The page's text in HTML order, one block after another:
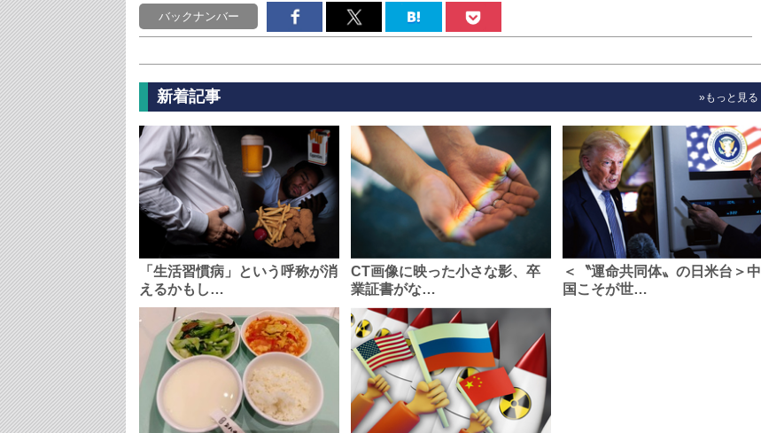
バックナンバー
新着記事 »もっと見る
「生活習慣病」という呼称が消
えるかもし…
CT画像に映った小さな影、卒
業証書がな…
＜〝運命共同体〟の日米台＞中
国こそが世…